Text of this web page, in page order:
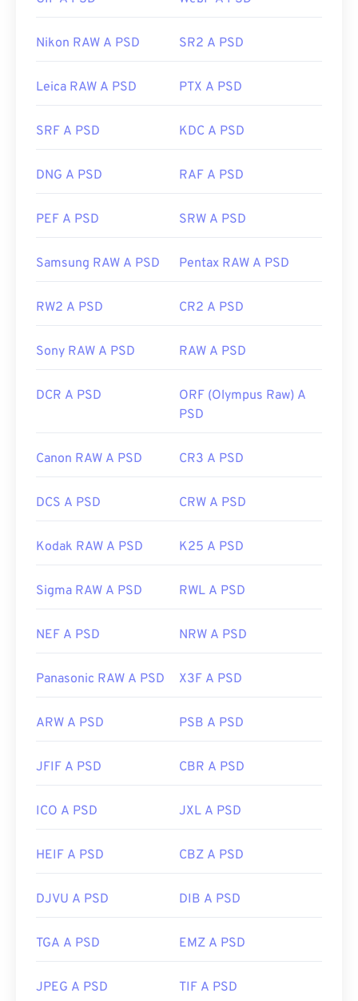
prodotti Adobe è GNU Image Manipulation
da trasportare, archiviare o condividere. Per
convertito in un formato di file in grado di
avvienein JPEG , che offreuna compressione con
Sviluppato da:
Adobe Inc.
Link utili:
Nikon RAW A PSD SR2 A PSD
Leica RAW A PSD PTX A PSD
SRF A PSD KDC A PSD
DNG A PSD RAF A PSD
PEF A PSD SRW A PSD
Samsung RAW A PSD Pentax RAW A PSD
RW2 A PSD CR2 A PSD
Sony RAW A PSD RAW A PSD
DCR A PSD
ORF (Olympus Raw) A
PSD
Canon RAW A PSD CR3 A PSD
DCS A PSD CRW A PSD
Kodak RAW A PSD K25 A PSD
Sigma RAW A PSD RWL A PSD
NEF A PSD NRW A PSD
Panasonic RAW A PSD X3F A PSD
ARW A PSD PSB A PSD
JFIF A PSD CBR A PSD
ICO A PSD JXL A PSD
HEIF A PSD CBZ A PSD
DJVU A PSD DIB A PSD
TGA A PSD EMZ A PSD
JPEG A PSD TIF A PSD